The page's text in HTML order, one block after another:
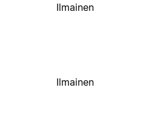
Ilmainen
Ilmainen